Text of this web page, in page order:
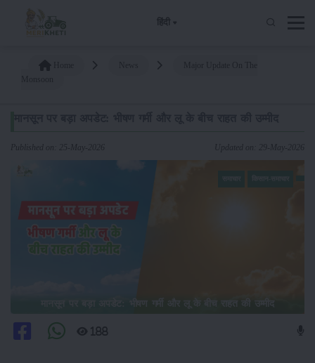
हिंदी
Published on: 25-May-2026 Updated on: 29-May-2026
188